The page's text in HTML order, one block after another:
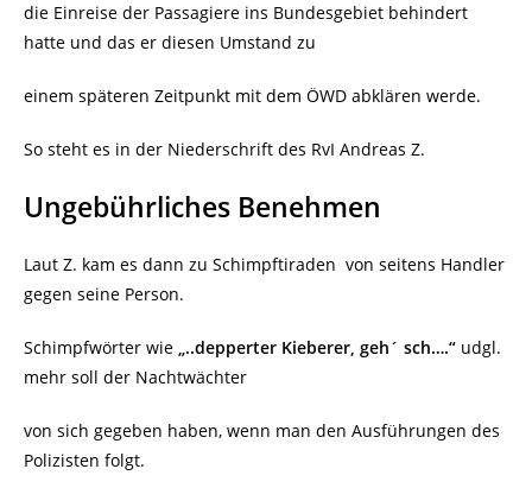
die Einreise der Passagiere ins Bundesgebiet behindert
hatte und das er diesen Umstand zu
einem späteren Zeitpunkt mit dem ÖWD abklären werde.
So steht es in der Niederschrift des RvI Andreas Z.
Ungebührliches Benehmen
Laut Z. kam es dann zu Schimpftiraden von seitens Handler
gegen seine Person.
Schimpfwörter wie „..depperter Kieberer, geh´ sch….“ udgl.
mehr soll der Nachtwächter
von sich gegeben haben, wenn man den Ausführungen des
Polizisten folgt.